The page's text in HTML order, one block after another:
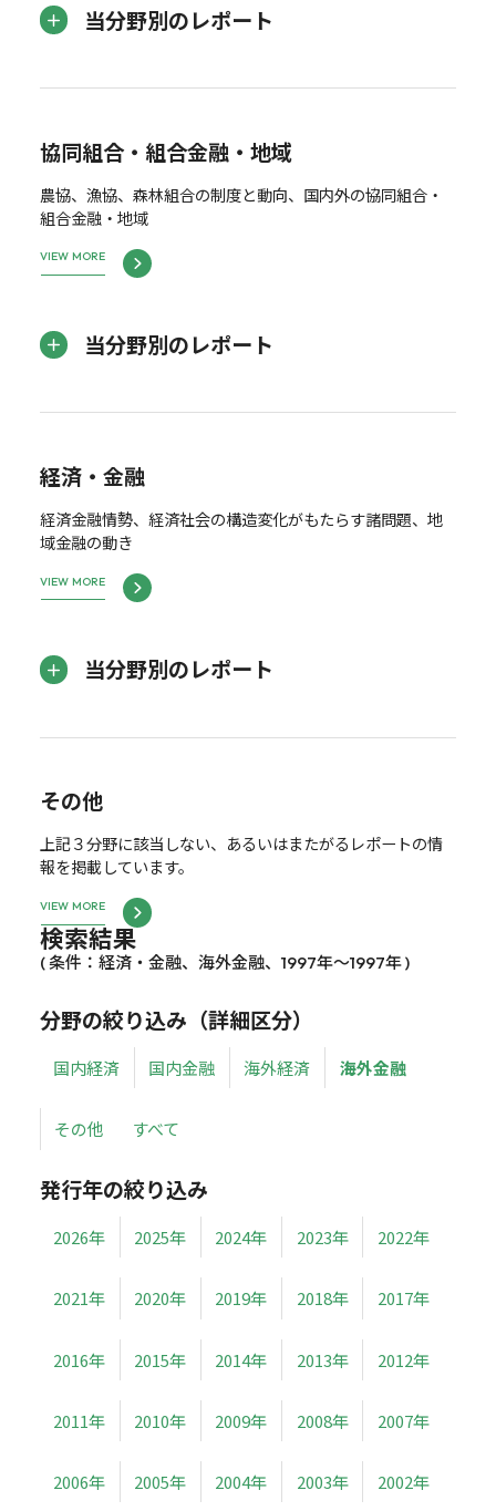
当分野別のレポート
協同組合・組合金融・地域
農協、漁協、森林組合の制度と動向、国内外の協同組合・
組合金融・地域
VIEW MORE
当分野別のレポート
経済・金融
経済金融情勢、経済社会の構造変化がもたらす諸問題、地
域金融の動き
VIEW MORE
当分野別のレポート
その他
上記３分野に該当しない、あるいはまたがるレポートの情
報を掲載しています。
VIEW MORE
検索結果
( 条件：経済・金融、海外金融、1997年～1997年 )
分野の絞り込み（詳細区分）
国内経済 国内金融 海外経済 海外金融
その他 すべて
発行年の絞り込み
2026年 2025年 2024年 2023年 2022年
2021年 2020年 2019年 2018年 2017年
2016年 2015年 2014年 2013年 2012年
2011年 2010年 2009年 2008年 2007年
2006年 2005年 2004年 2003年 2002年